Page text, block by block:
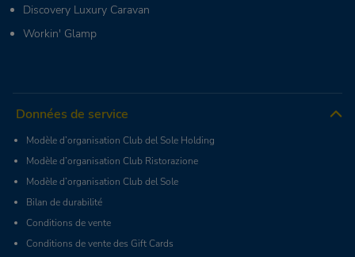
Discovery Luxury Caravan
Workin' Glamp
Données de service
Modèle d’organisation Club del Sole Holding
Modèle d’organisation Club Ristorazione
Modèle d’organisation Club del Sole
Bilan de durabilité
Conditions de vente
Conditions de vente des Gift Cards